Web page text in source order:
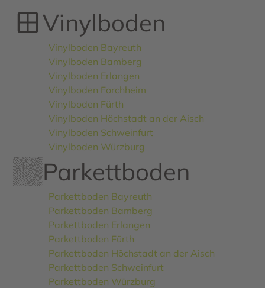
Vinylboden
Vinylboden Bayreuth
Vinylboden Bamberg
Vinylboden Erlangen
Vinylboden Forchheim
Vinylboden Fürth
Vinylboden Höchstadt an der Aisch
Vinylboden Schweinfurt
Vinylboden Würzburg
Parkettboden
Parkettboden Bayreuth
Parkettboden Bamberg
Parkettboden Erlangen
Parkettboden Fürth
Parkettboden Höchstadt an der Aisch
Parkettboden Schweinfurt
Parkettboden Würzburg